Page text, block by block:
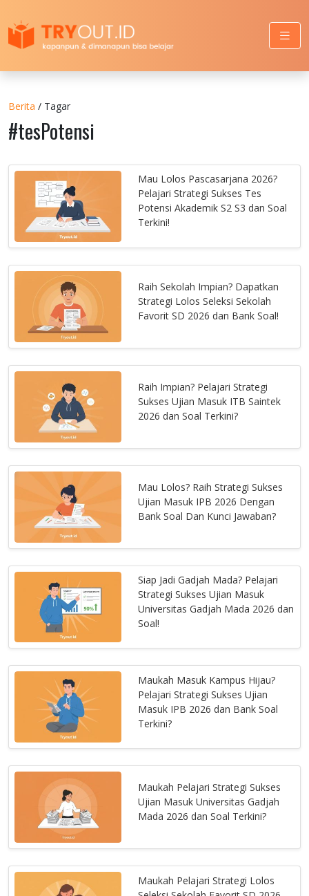
Berita / Tagar
#tesPotensi
Mau Lolos Pascasarjana 2026?
Pelajari Strategi Sukses Tes
Potensi Akademik S2 S3 dan Soal
Terkini!
Raih Sekolah Impian? Dapatkan
Strategi Lolos Seleksi Sekolah
Favorit SD 2026 dan Bank Soal!
Raih Impian? Pelajari Strategi
Sukses Ujian Masuk ITB Saintek
2026 dan Soal Terkini?
Mau Lolos? Raih Strategi Sukses
Ujian Masuk IPB 2026 Dengan
Bank Soal Dan Kunci Jawaban?
Siap Jadi Gadjah Mada? Pelajari
Strategi Sukses Ujian Masuk
Universitas Gadjah Mada 2026 dan
Soal!
Maukah Masuk Kampus Hijau?
Pelajari Strategi Sukses Ujian
Masuk IPB 2026 dan Bank Soal
Terkini?
Maukah Pelajari Strategi Sukses
Ujian Masuk Universitas Gadjah
Mada 2026 dan Soal Terkini?
Maukah Pelajari Strategi Lolos